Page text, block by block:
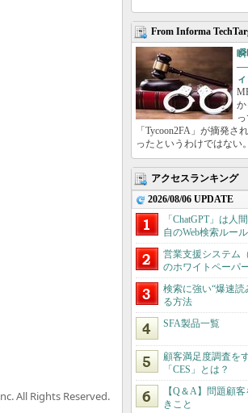
All Rights Reserved.
From Informa
瞬
「Tycoon2FA」が摘発
ったというわけではない。
アクセスランキング
2026/08/06 UPDATE
「ChatGPT」は
自のWeb検索ルー
営業支援システム
のホワイトペーパ
検索に強い“爆速読
る方法
SFA製品一覧
顧客満足度調査を
「CES」とは？
【Q＆A】問題顧
きこと